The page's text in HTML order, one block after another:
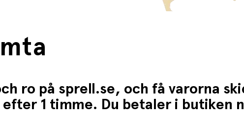
ro på sprell.se, och få varorna
1 timme. Du betaler i butiken